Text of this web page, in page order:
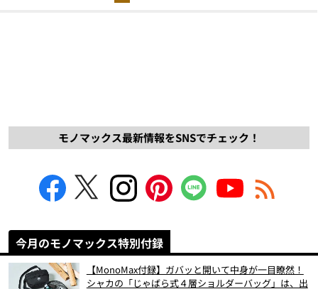
モノマックス最新情報をSNSでチェック！
今月のモノマックス特別付録
【MonoMax付録】ガバッと開いて中身が一目瞭然！
シャカの「じゃばら式４層ショルダーバッグ」は、出